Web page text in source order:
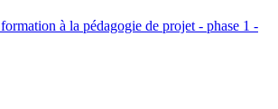
à la pédagogie de projet - phase 1 -